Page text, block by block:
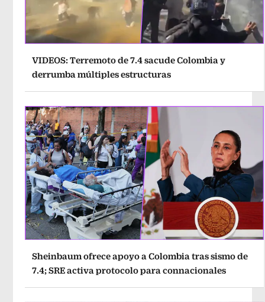
VIDEOS: Terremoto de 7.4 sacude Colombia y
derrumba múltiples estructuras
Sheinbaum ofrece apoyo a Colombia tras sismo de
7.4; SRE activa protocolo para connacionales